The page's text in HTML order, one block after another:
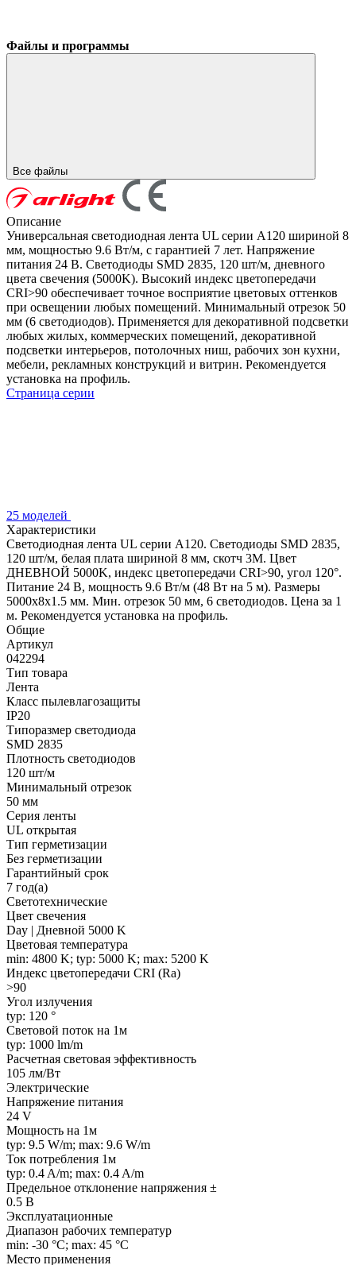
Файлы и программы
Все файлы
Описание
Универсальная светодиодная лента UL серии A120 шириной 8
мм, мощностью 9.6 Вт/м, с гарантией 7 лет. Напряжение
питания 24 В. Светодиоды SMD 2835, 120 шт/м, дневного
цвета свечения (5000K). Высокий индекс цветопередачи
CRI>90 обеспечивает точное восприятие цветовых оттенков
при освещении любых помещений. Минимальный отрезок 50
мм (6 светодиодов). Применяется для декоративной подсветки
любых жилых, коммерческих помещений, декоративной
подсветки интерьеров, потолочных ниш, рабочих зон кухни,
мебели, рекламных конструкций и витрин. Рекомендуется
установка на профиль.
Страница серии
25 моделей
Характеристики
Светодиодная лента UL серии A120. Светодиоды SMD 2835,
120 шт/м, белая плата шириной 8 мм, скотч 3M. Цвет
ДНЕВНОЙ 5000K, индекс цветопередачи CRI>90, угол 120°.
Питание 24 В, мощность 9.6 Вт/м (48 Вт на 5 м). Размеры
5000x8x1.5 мм. Мин. отрезок 50 мм, 6 светодиодов. Цена за 1
м. Рекомендуется установка на профиль.
Общие
Артикул
042294
Тип товара
Лента
Класс пылевлагозащиты
IP20
Типоразмер светодиода
SMD 2835
Плотность светодиодов
120 шт/м
Минимальный отрезок
50 мм
Серия ленты
UL открытая
Тип герметизации
Без герметизации
Гарантийный срок
7 год(а)
Светотехнические
Цвет свечения
Day | Дневной 5000 K
Цветовая температура
min: 4800 K; typ: 5000 K; max: 5200 K
Индекс цветопередачи CRI (Ra)
>90
Угол излучения
typ: 120 °
Световой поток на 1м
typ: 1000 lm/m
Расчетная световая эффективность
105 лм/Вт
Электрические
Напряжение питания
24 V
Мощность на 1м
typ: 9.5 W/m; max: 9.6 W/m
Ток потребления 1м
typ: 0.4 A/m; max: 0.4 A/m
Предельное отклонение напряжения ±
0.5 В
Эксплуатационные
Диапазон рабочих температур
min: -30 °C; max: 45 °C
Место применения